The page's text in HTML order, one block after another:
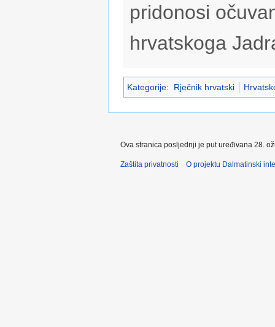
pridonosi
hrvatskoga
Kategorije: Rječnik hrvatski
Ova stranica posljednji je put uređivana 28.
Zaštita privatnosti O projektu Dalmatinski